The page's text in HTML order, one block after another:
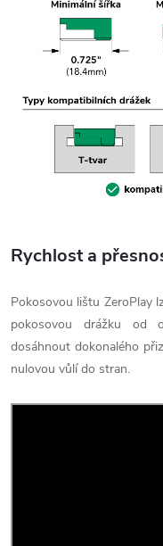
Rychlost a
Pokosovou lištu ZeroPlay
pokosovou drážku od
dosáhnout dokonalého
nulovou vůlí do stran.